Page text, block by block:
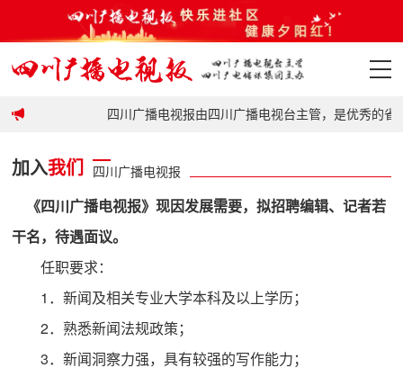
政策
政策
要闻
地市
视频
四川广播电视报由四川广播电视台主管，是优秀的
加入我们 四川广播电视报
《四川广播电视报》现因发展需要，拟招聘编辑、记者若
干名，待遇面议。
任职要求：
1．新闻及相关专业大学本科及以上学历；
2．熟悉新闻法规政策；
3．新闻洞察力强，具有较强的写作能力；